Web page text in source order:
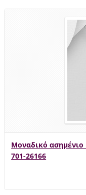
Μοναδικό ασημένιο
701-26166